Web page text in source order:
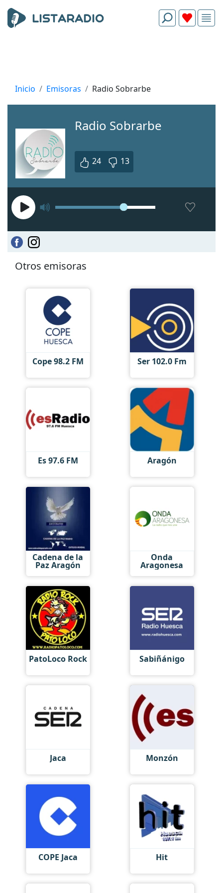
Inicio Emisoras Radio Sobrarbe
Radio Sobrarbe
24 13
Otros emisoras
Cope 98.2 FM Ser 102.0 Fm
Es 97.6 FM Aragón
Cadena de la
Paz Aragón
Onda
Aragonesa
PatoLoco Rock Sabiñánigo
Jaca Monzón
COPE Jaca Hit